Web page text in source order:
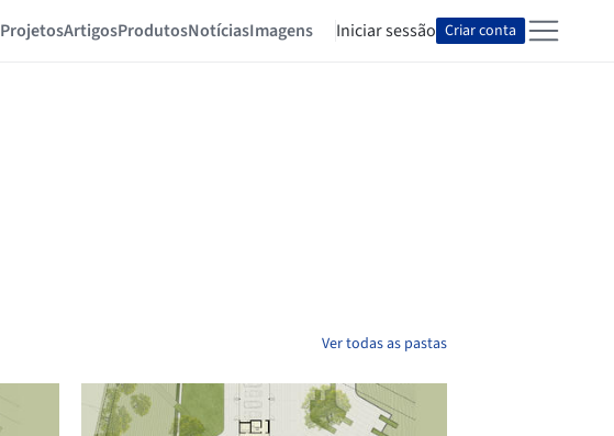
ProjetosArtigosProdutosNotíciasImagens Iniciar sessão Criar conta
Ver todas as pastas